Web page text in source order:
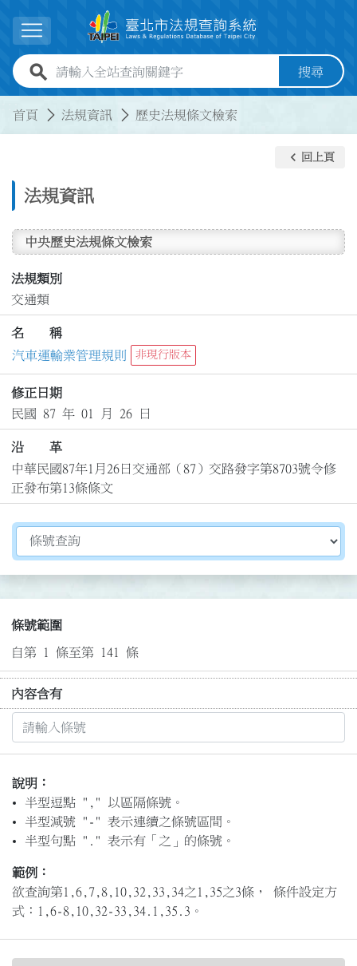
展開選單
全站查詢關鍵字欄位 搜尋
首頁 法規資訊 歷史法規條文檢索
法規資訊
keyboard_arrow_left 回上頁
中央歷史法規條文檢索
法規類別
交通類
名 稱
汽車運輸業管理規則
非現行版本
修正日期
民國 87 年 01 月 26 日
沿 革
中華民國87年1月26日交通部（87）交路發字第8703號令修
正發布第13條條文
切換選擇法規資訊內容
條號範圍
自第 1 條至第 141 條
內容含有
說明：
半型逗點 "," 以區隔條號。
半型減號 "-" 表示連續之條號區間。
半型句點 "." 表示有「之」的條號。
範例：
欲查詢第1,6,7,8,10,32,33,34之1,35之3條， 條件設定方
式：1,6-8,10,32-33,34.1,35.3。